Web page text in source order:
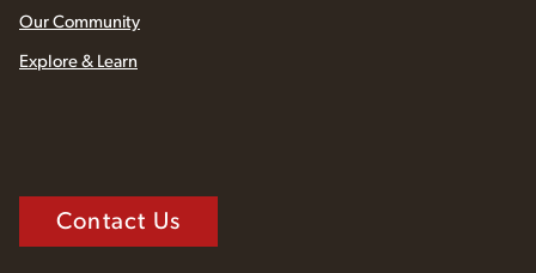
Our Community
Explore & Learn
Contact Us